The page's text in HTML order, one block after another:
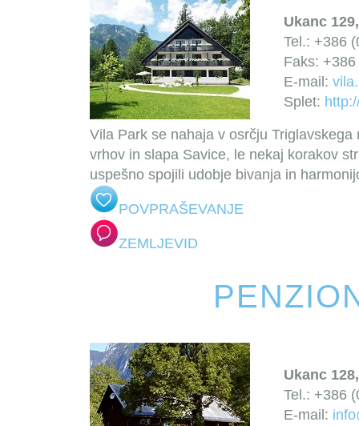
Ukanc
Tel.: +386
Faks:
E-mail:
Splet:
Vila Park se nahaja v osrčju
vrhov in slapa Savice, le nekaj korakov
uspešno spojili udobje bivanja in
POVPRAŠEVANJE
ZEMLJEVID
Ukanc
Tel.: +386
E-mail: